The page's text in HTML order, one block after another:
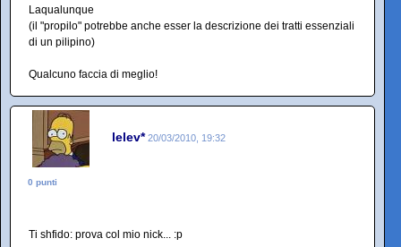
Laqualunque
(il "propilo" potrebbe anche esser la descrizione dei tratti essenziali
di un pilipino)
Qualcuno faccia di meglio!
lelev* 20/03/2010, 19:32
0 punti
Ti shfido: prova col mio nick... :p